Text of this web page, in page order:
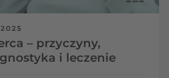
– przyczyny,
i leczenie